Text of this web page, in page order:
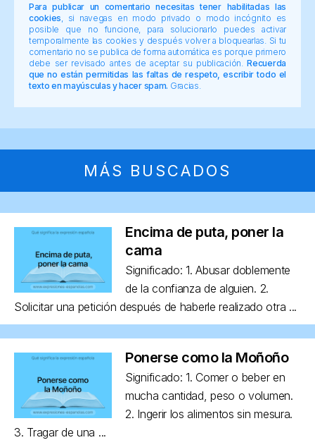
Para publicar un comentario necesitas tener habilitadas las
cookies , si navegas en modo privado o modo incógnito es
posible que no funcione, para solucionarlo puedes activar
temporalmente las cookies y después volver a bloquearlas. Si tu
comentario no se publica de forma automática es porque primero
debe ser revisado antes de aceptar su publicación.Recuerda
que no están permitidas las faltas de respeto, escribir todo el
texto en mayúsculas y hacer spam. Gracias.
MÁS BUSCADOS
Encima de puta, poner la
cama
Significado: 1. Abusar doblemente
de la confianza de alguien. 2.
Solicitar una petición después de haberle realizado otra ...
Ponerse como la Moñoño
Significado: 1. Comer o beber en
mucha cantidad, peso o volumen.
2. Ingerir los alimentos sin mesura.
3. Tragar de una ...